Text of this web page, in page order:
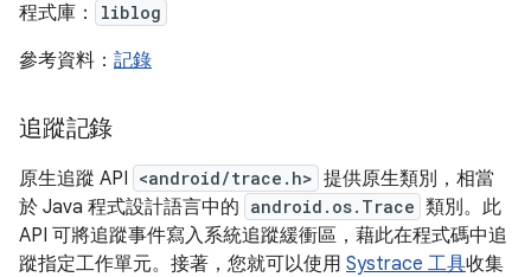
程式庫：
liblog
參考資料： 記錄
追蹤記錄
原生追蹤 API <android/trace.h> 提供原生類別，相當
於 Java 程式設計語言中的 android.os.Trace 類別。此
API 可將追蹤事件寫入系統追蹤緩衝區，藉此在程式碼中追
蹤指定工作單元。接著，您就可以使用 Systrace 工具收集